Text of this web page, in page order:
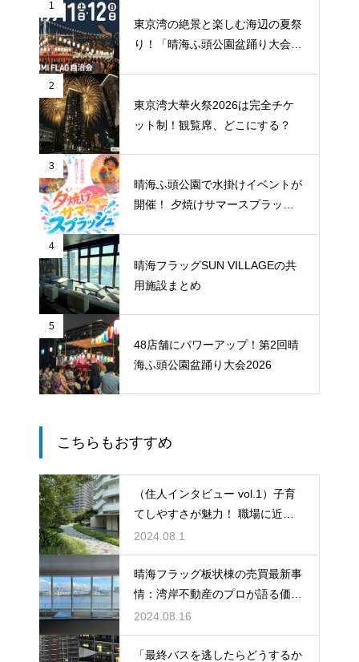
1
東京湾の絶景と楽しむ海辺の夏祭
り！「晴海ふ頭公園盆踊り大会20
2
東京湾大華火祭2026は完全チケ
ット制！観覧席、どこにする？
3
晴海ふ頭公園で水掛けイベントが
開催！ 夕焼けサマースプラッシ
4
晴海フラッグSUN VILLAGEの共
用施設まとめ
5
48店舗にパワーアップ！第2回晴
海ふ頭公園盆踊り大会2026
こちらもおすすめ
（住人インタビュー vol.1）子育
てしやすさが魅力！ 職場に近く
なり、快適な日々
2024.08.1
晴海フラッグ板状棟の売買最新事
情：湾岸不動産のプロが語る価格
動向と将来性 ふじふじ太氏イン
タビュー
2024.08.16
「最終バスを逃したらどうするか